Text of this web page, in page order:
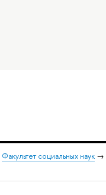
Факультет социальных наук→